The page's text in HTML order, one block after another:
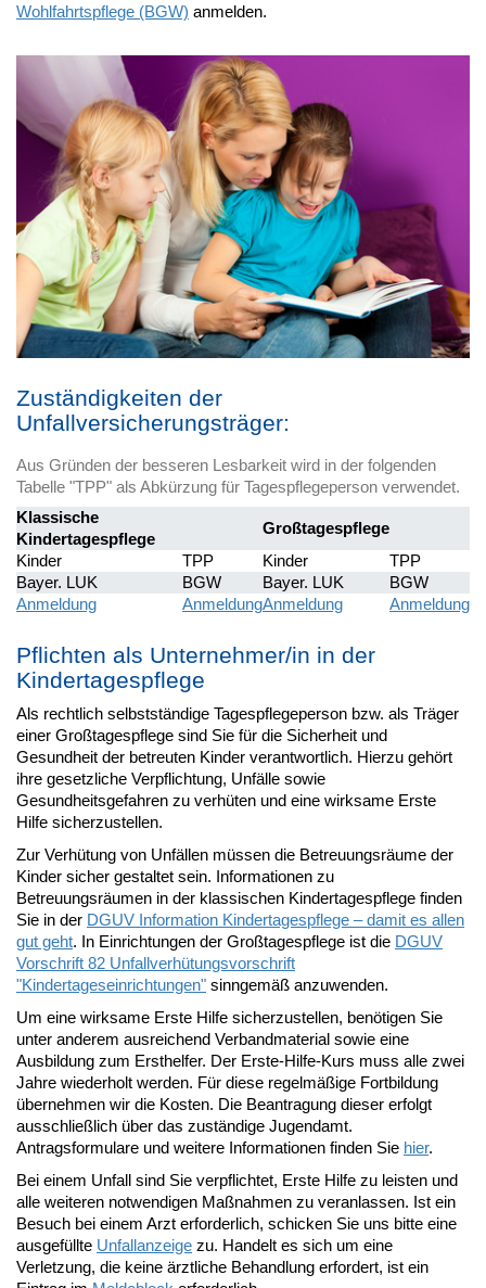
Wohlfahrtspflege (BGW) anmelden.
Zuständigkeiten der
Unfallversicherungsträger:
Aus Gründen der besseren Lesbarkeit wird in der folgenden
Tabelle "TPP" als Abkürzung für Tagespflegeperson verwendet.
Klassische
Kindertagespflege
Großtagespflege
Kinder
TPP Kinder
TPP
Bayer. LUK
BGW Bayer. LUK
BGW
Anmeldung
AnmeldungAnmeldung Anmeldung
Pflichten als Unternehmer/in in der
Kindertagespflege
Als rechtlich selbstständige Tagespflegeperson bzw. als Träger
einer Großtagespflege sind Sie für die Sicherheit und
Gesundheit der betreuten Kinder verantwortlich. Hierzu gehört
ihre gesetzliche Verpflichtung, Unfälle sowie
Gesundheitsgefahren zu verhüten und eine wirksame Erste
Hilfe sicherzustellen.
Zur Verhütung von Unfällen müssen die Betreuungsräume der
Kinder sicher gestaltet sein. Informationen zu
Betreuungsräumen in der klassischen Kindertagespflege finden
Sie in der DGUV Information Kindertagespflege – damit es allen
gut geht. In Einrichtungen der Großtagespflege ist die DGUV
Vorschrift 82 Unfallverhütungsvorschrift
"Kindertageseinrichtungen" sinngemäß anzuwenden.
Um eine wirksame Erste Hilfe sicherzustellen, benötigen Sie
unter anderem ausreichend Verbandmaterial sowie eine
Ausbildung zum Ersthelfer. Der Erste-Hilfe-Kurs muss alle zwei
Jahre wiederholt werden. Für diese regelmäßige Fortbildung
übernehmen wir die Kosten. Die Beantragung dieser erfolgt
ausschließlich über das zuständige Jugendamt.
Antragsformulare und weitere Informationen finden Sie hier.
Bei einem Unfall sind Sie verpflichtet, Erste Hilfe zu leisten und
alle weiteren notwendigen Maßnahmen zu veranlassen. Ist ein
Besuch bei einem Arzt erforderlich, schicken Sie uns bitte eine
ausgefüllte Unfallanzeige zu. Handelt es sich um eine
Verletzung, die keine ärztliche Behandlung erfordert, ist ein